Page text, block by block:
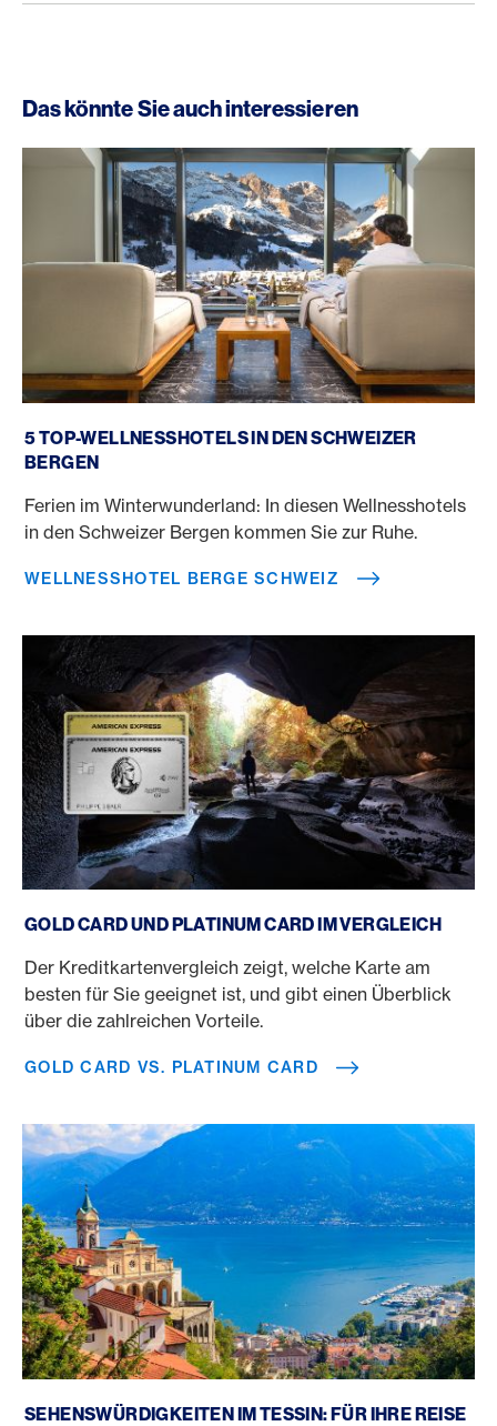
Das könnte Sie auch interessieren
5 TOP-WELLNESSHOTELS IN DEN SCHWEIZER
BERGEN
Ferien im Winterwunderland: In diesen Wellnesshotels
in den Schweizer Bergen kommen Sie zur Ruhe.
WELLNESSHOTEL BERGE SCHWEIZ
GOLD CARD UND PLATINUM CARD IM VERGLEICH
Der Kreditkartenvergleich zeigt, welche Karte am
besten für Sie geeignet ist, und gibt einen Überblick
über die zahlreichen Vorteile.
GOLD CARD VS. PLATINUM CARD
SEHENSWÜRDIGKEITEN IM TESSIN: FÜR IHRE REISE